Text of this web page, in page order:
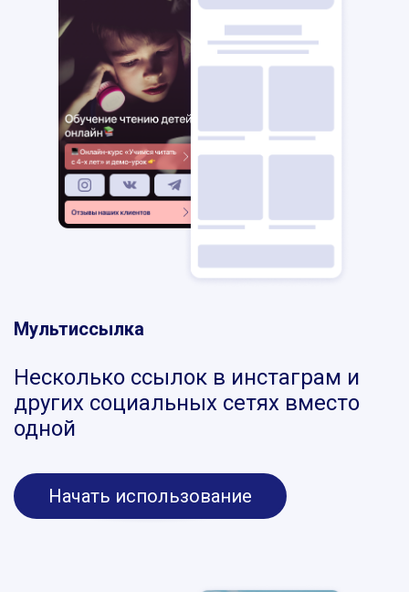
Мультиссылка
Несколько ссылок в инстаграм и
других социальных сетях вместо
одной
Начать использование